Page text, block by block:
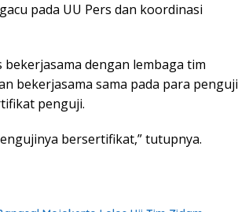
pada UU Pers dan koordinasi
dengan lembaga tim
bekerjasama sama pada para penguji
penguji.
bersertifikat,” tutupnya.